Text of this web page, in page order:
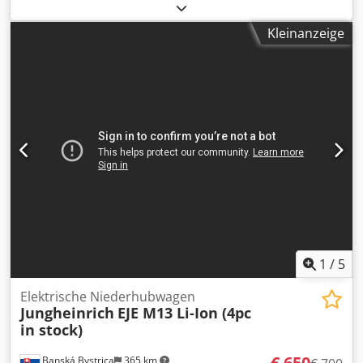
elektrisch
5186955 Dkedpfxszfgcas Adhjr Seriennummer: FN974327
Internationaler Transport möglich / InternationaleKleinanzeige
1 / 5
Elektrische Niederhubwagen
Jungheinrich EJE M13 Li-Ion (4pc
in stock)